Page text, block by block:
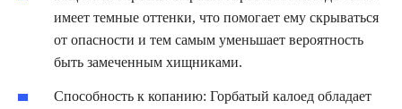
имеет темные оттенки, что помогает ему скрываться
от опасности и тем самым уменьшает вероятность
быть замеченным хищниками.
Способность к копанию: Горбатый калоед обладает